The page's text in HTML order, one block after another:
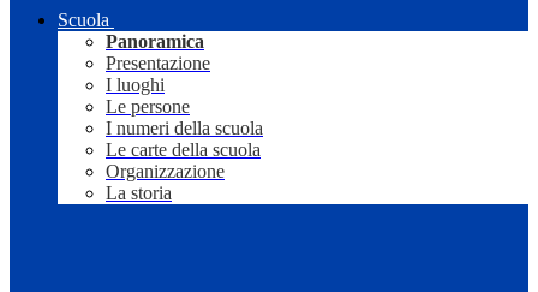
Scuola
Panoramica
Presentazione
I luoghi
Le persone
I numeri della scuola
Le carte della scuola
Organizzazione
La storia